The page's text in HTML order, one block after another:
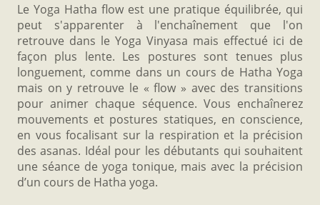
Le Yoga Hatha flow est une pratique équilibrée, qui
peut s'apparenter à l'enchaînement que l'on
retrouve dans le Yoga Vinyasa mais effectué ici de
façon plus lente. Les postures sont tenues plus
longuement, comme dans un cours de Hatha Yoga
mais on y retrouve le « flow » avec des transitions
pour animer chaque séquence. Vous enchaînerez
mouvements et postures statiques, en conscience,
en vous focalisant sur la respiration et la précision
des asanas. Idéal pour les débutants qui souhaitent
une séance de yoga tonique, mais avec la précision
d’un cours de Hatha yoga.